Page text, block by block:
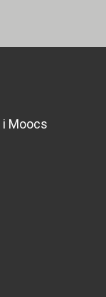
i Moocs